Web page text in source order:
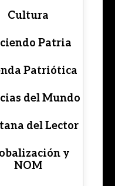
Cultura
Patria
Patriótica
del Mundo
del Lector
y
NOM